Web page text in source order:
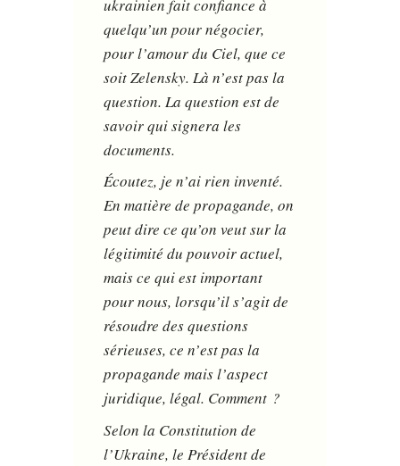
ukrainien fait confiance à
quelqu’un pour négocier,
pour l’amour du Ciel, que ce
soit Zelensky. Là n’est pas la
question. La question est de
savoir qui signera les
documents.
Écoutez, je n’ai rien inventé.
En matière de propagande, on
peut dire ce qu’on veut sur la
légitimité du pouvoir actuel,
mais ce qui est important
pour nous, lorsqu’il s’agit de
résoudre des questions
sérieuses, ce n’est pas la
propagande mais l’aspect
juridique, légal. Comment ?
Selon la Constitution de
l’Ukraine, le Président de